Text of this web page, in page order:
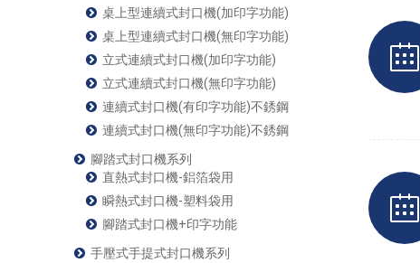
桌上型連續式封口機(加印字功能)
桌上型連續式封口機(無印字功能)
立式連續式封口機(加印字功能)
立式連續式封口機(無印字功能)
連續式封口機(有印字功能)不銹鋼
連續式封口機(無印字功能)不銹鋼
腳踏式封口機系列
直熱式封口機-鋁箔袋用
瞬熱式封口機-塑料袋用
腳踏式封口機+印字功能
手壓式手提式封口機系列